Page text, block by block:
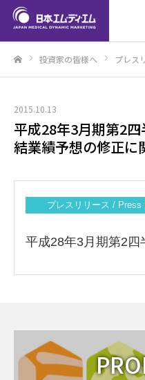
投資家の皆様へ プレス
2015.10.13
平成28年3月期第2
結業績予想の修正に
プレスリリース / Press